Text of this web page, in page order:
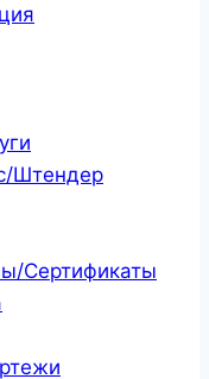
Штендер
Сертификаты